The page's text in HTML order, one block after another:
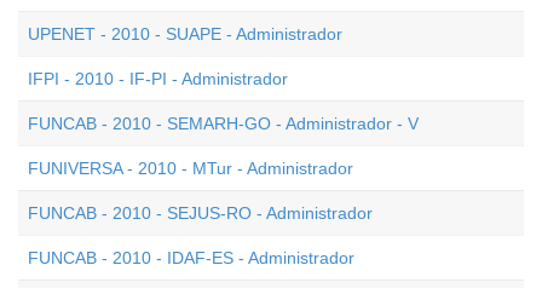
UPENET - 2010 - SUAPE - Administrador
IFPI - 2010 - IF-PI - Administrador
FUNCAB - 2010 - SEMARH-GO - Administrador - V
FUNIVERSA - 2010 - MTur - Administrador
FUNCAB - 2010 - SEJUS-RO - Administrador
FUNCAB - 2010 - IDAF-ES - Administrador